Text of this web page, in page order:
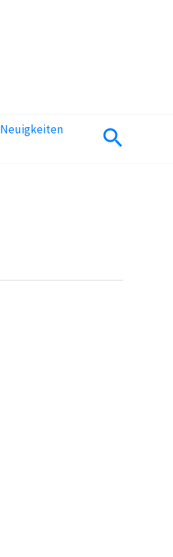
Neuigkeiten
Suchen